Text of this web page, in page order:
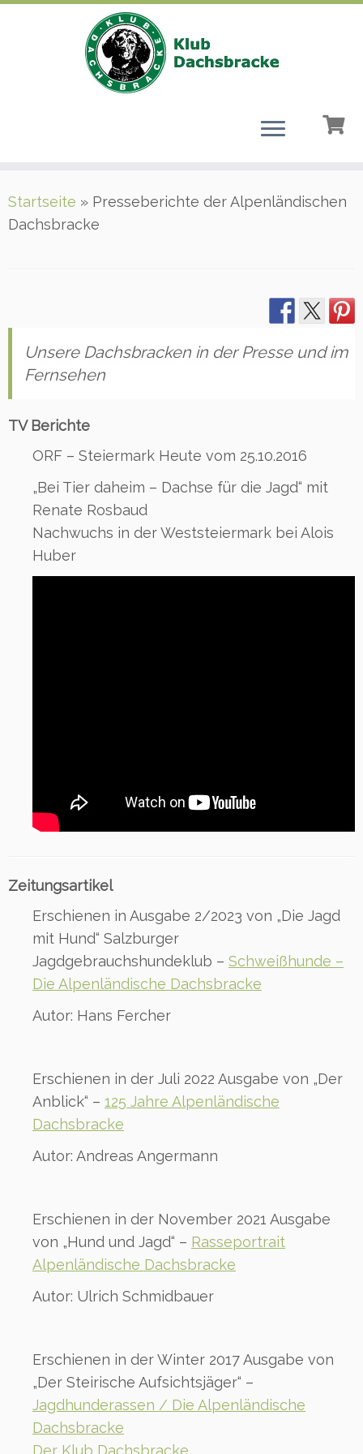
Inhalt
springen
Startseite » Presseberichte der Alpenländischen
Dachsbracke
Unsere Dachsbracken in der Presse und im
Fernsehen
TV Berichte
ORF – Steiermark Heute vom 25.10.2016
„Bei Tier daheim – Dachse für die Jagd“ mit
Renate Rosbaud
Nachwuchs in der Weststeiermark bei Alois
Huber
Zeitungsartikel
Erschienen in Ausgabe 2/2023 von „Die Jagd
mit Hund“ Salzburger
Jagdgebrauchshundeklub – Schweißhunde –
Die Alpenländische Dachsbracke
Autor: Hans Fercher
Erschienen in der Juli 2022 Ausgabe von „Der
Anblick“ – 125 Jahre Alpenländische
Dachsbracke
Autor: Andreas Angermann
Erschienen in der November 2021 Ausgabe
von „Hund und Jagd“ – Rasseportrait
Alpenländische Dachsbracke
Autor: Ulrich Schmidbauer
Erschienen in der Winter 2017 Ausgabe von
„Der Steirische Aufsichtsjäger“ –
Jagdhunderassen / Die Alpenländische
Dachsbracke
Der Klub Dachsbracke